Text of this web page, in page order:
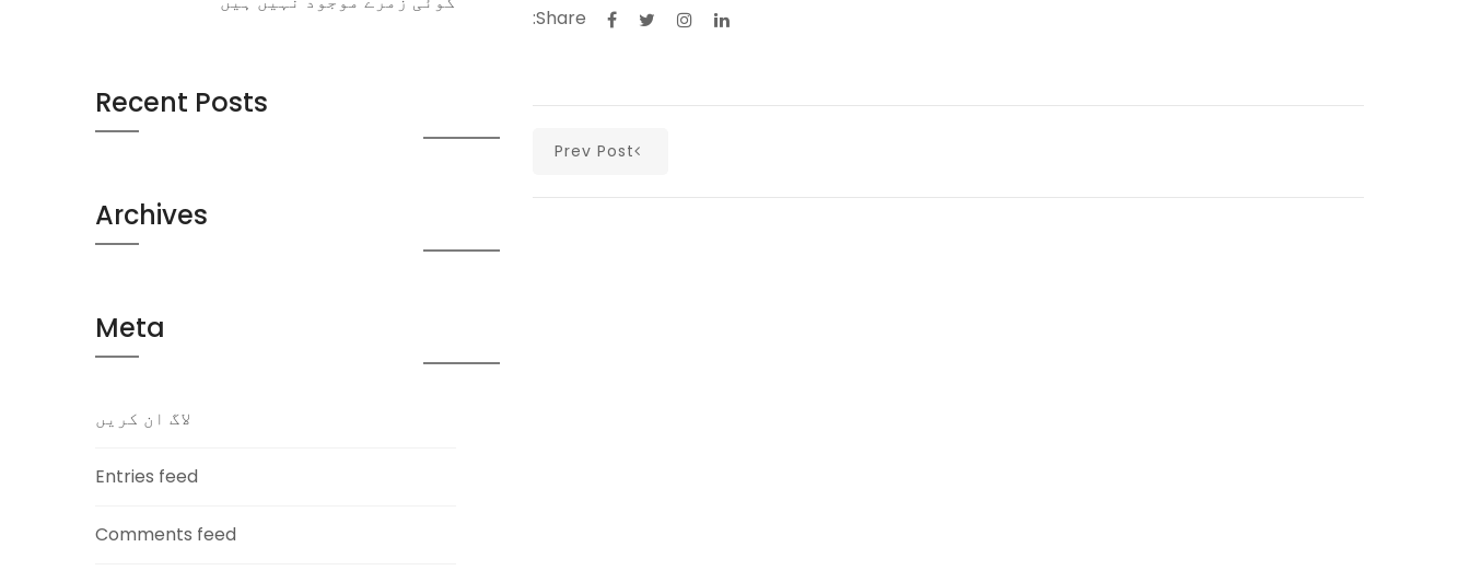
Share:
Prev Post
Recent Posts
Archives
Meta
لاگ ان کریں
Entries feed
Comments feed